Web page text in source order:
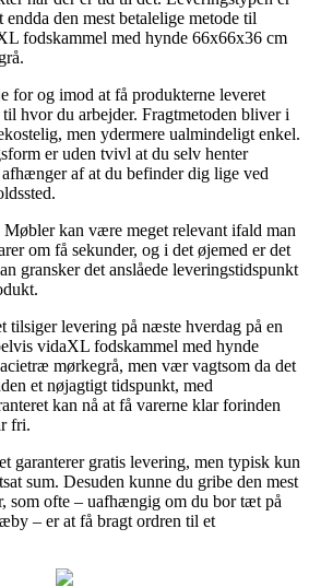
den mest betalelige metode til
fodskammel med hynde 66x66x36 cm
for og imod at få produkterne leveret
hvor du arbejder. Fragtmetoden bliver i
men ydermere ualmindeligt enkel.
er uden tvivl at du selv henter
af at du befinder dig lige ved
Møbler kan være meget relevant ifald man
om få sekunder, og i det øjemed er det
gransker det anslåede leveringstidspunkt
tilsiger levering på næste hverdag på en
vidaXL fodskammel med hynde
mørkegrå, men vær vagtsom da det
et nøjagtigt tidspunkt, med
kan nå at få varerne klar forinden
fri.
garanterer gratis levering, men typisk kun
sum. Desuden kunne du gribe den mest
som ofte – uafhængig om du bor tæt på
– er at få bragt ordren til et